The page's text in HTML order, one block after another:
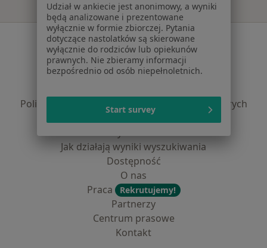
Serwis
Regulamin
Polityka prywatności pacjentów
Polityka prywatności dla profesjonalistów, których
dane pozyskaliśmy samodzielnie
Jak działają wyniki wyszukiwania
Dostępność
O nas
Praca
Rekrutujemy!
Partnerzy
Centrum prasowe
Kontakt
Udział w ankiecie jest anonimowy, a wyniki
będą analizowane i prezentowane
wyłącznie w formie zbiorczej. Pytania
dotyczące nastolatków są skierowane
wyłącznie do rodziców lub opiekunów
prawnych. Nie zbieramy informacji
bezpośrednio od osób niepełnoletnich.
Start survey